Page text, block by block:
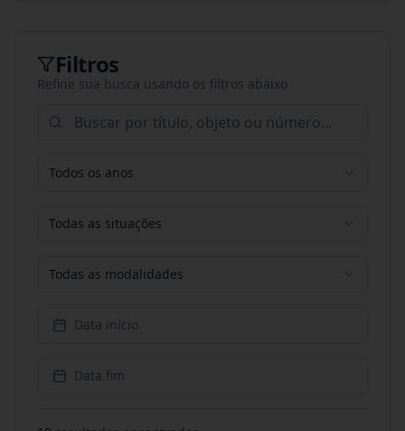
Filtros
Refine sua busca usando os filtros abaixo
Todos os anos
Todas as situações
Todas as modalidades
Data início
Data fim